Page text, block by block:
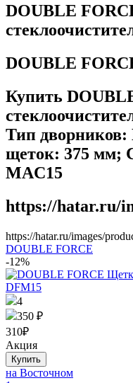
DOUBLE
DOUBLE
Купить
Тип
щеток: 375 мм;
MAC15
https://hatar.ru/
https://hatar.ru/images/
DOUBLE FORCE
-12%
4
350 ₽
310₽
Акция
на Восточном